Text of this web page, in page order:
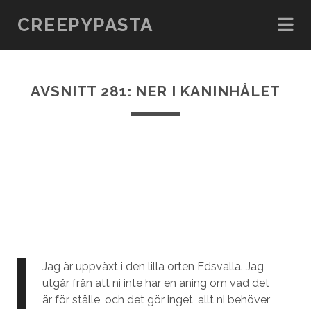
CREEPYPASTA
AVSNITT 281: NER I KANINHÅLET
Jag är uppväxt i den lilla orten Edsvalla. Jag
utgår från att ni inte har en aning om vad det
är för ställe, och det gör inget, allt ni behöver